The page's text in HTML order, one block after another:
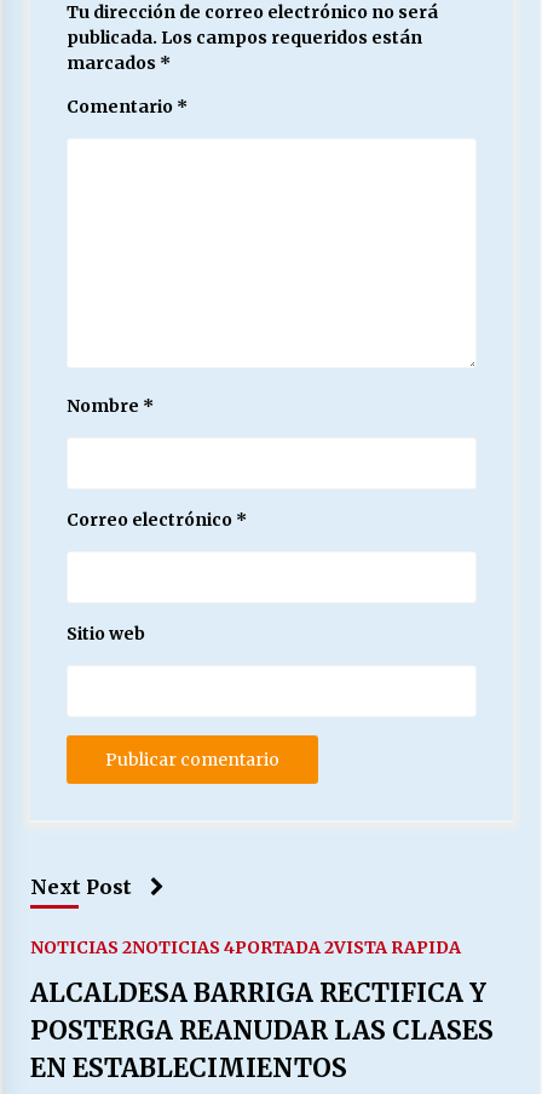
Tu dirección de correo electrónico no será
publicada. Los campos requeridos están
marcados *
Comentario *
Nombre *
Correo electrónico *
Sitio web
Next Post
NOTICIAS 2NOTICIAS 4PORTADA 2VISTA RAPIDA
ALCALDESA BARRIGA RECTIFICA Y
POSTERGA REANUDAR LAS CLASES
EN ESTABLECIMIENTOS